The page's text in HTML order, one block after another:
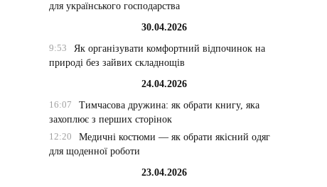
для українського господарства
30.04.2026
9:53
Як організувати комфортний відпочинок на
природі без зайвих складнощів
24.04.2026
16:07
Тимчасова дружина: як обрати книгу, яка
захоплює з перших сторінок
12:20
Медичні костюми — як обрати якісний одяг
для щоденної роботи
23.04.2026